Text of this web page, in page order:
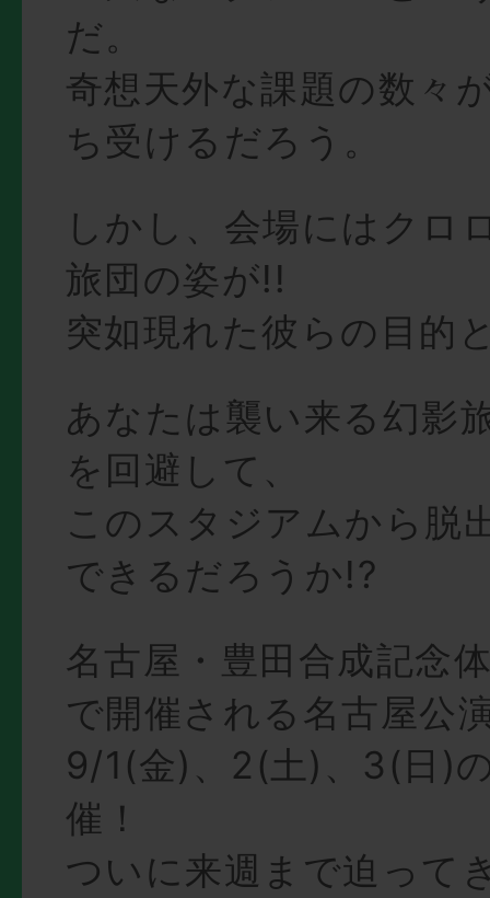
だ。
奇想天外な課題の数々
ち受けるだろう。
しかし、会場にはクロ
旅団の姿が!!
突如現れた彼らの目的
あなたは襲い来る幻影
を回避して、
このスタジアムから脱
できるだろうか!?
名古屋・豊田合成記念
で開催される名古屋公
9/1(金)、2(土)、3(日)
催！
ついに来週まで迫って